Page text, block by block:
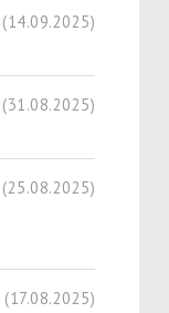
(14.09.2025)
(31.08.2025)
(25.08.2025)
(17.08.2025)